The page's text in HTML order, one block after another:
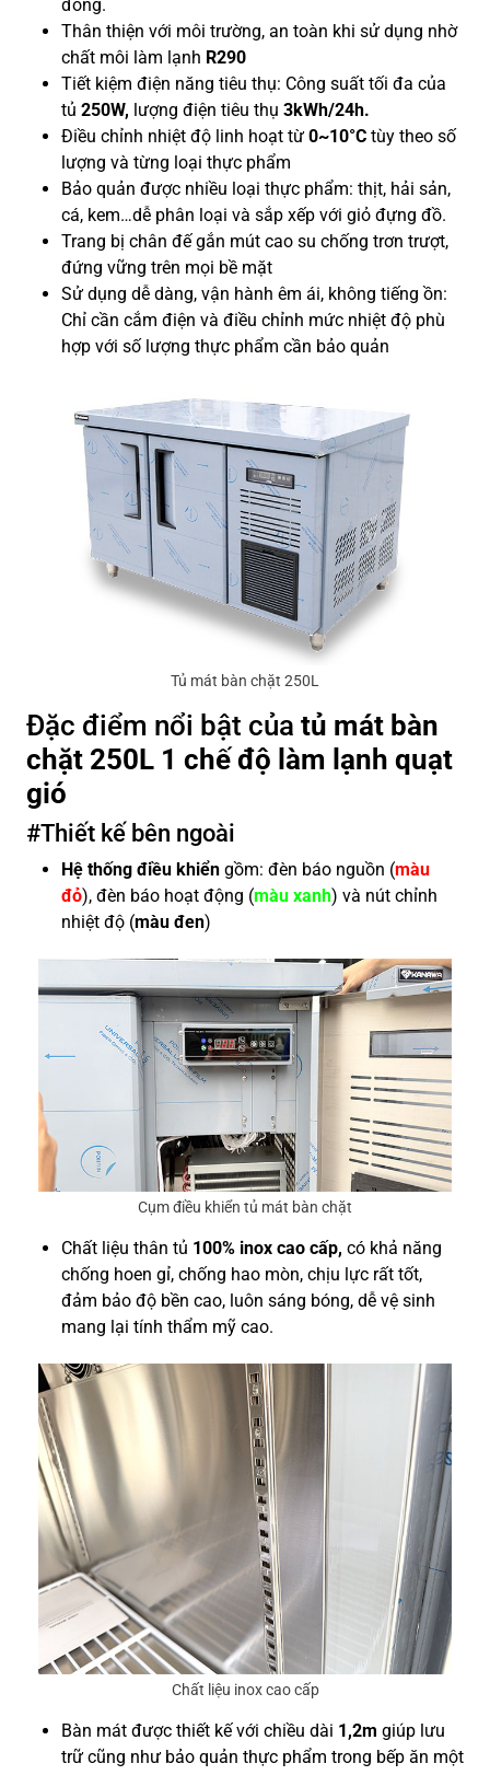
đồng.
Thân thiện với môi trường, an toàn khi sử dụng nhờ
chất môi làm lạnh R290
Tiết kiệm điện năng tiêu thụ: Công suất tối đa của
tủ 250W, lượng điện tiêu thụ 3kWh/24h.
Điều chỉnh nhiệt độ linh hoạt từ 0~10°C tùy theo số
lượng và từng loại thực phẩm
Bảo quản được nhiều loại thực phẩm: thịt, hải sản,
cá, kem…dễ phân loại và sắp xếp với giỏ đựng đồ.
Trang bị chân đế gắn mút cao su chống trơn trượt,
đứng vững trên mọi bề mặt
Sử dụng dễ dàng, vận hành êm ái, không tiếng ồn:
Chỉ cần cắm điện và điều chỉnh mức nhiệt độ phù
hợp với số lượng thực phẩm cần bảo quản
Tủ mát bàn chặt 250L
Đặc điểm nổi bật của tủ mát bàn
chặt 250L 1 chế độ làm lạnh quạt
gió
#Thiết kế bên ngoài
Hệ thống điều khiển gồm: đèn báo nguồn (màu
đỏ), đèn báo hoạt động (màu xanh) và nút chỉnh
nhiệt độ (màu đen)
Cụm điều khiển tủ mát bàn chặt
Chất liệu thân tủ 100% inox cao cấp, có khả năng
chống hoen gỉ, chống hao mòn, chịu lực rất tốt,
đảm bảo độ bền cao, luôn sáng bóng, dễ vệ sinh
mang lại tính thẩm mỹ cao.
Chất liệu inox cao cấp
Bàn mát được thiết kế với chiều dài 1,2m giúp lưu
trữ cũng như bảo quản thực phẩm trong bếp ăn một